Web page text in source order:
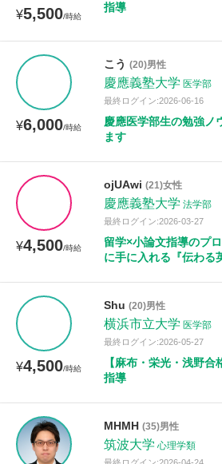
¥5,500/時給
指導
¥6,000/時給
こう (20)男性
慶應義塾大学 医学部
最終ログイン:2026-06-16
慶應医学部生の勉強ノ
ます
¥4,500/時給
ojUAwi (21)女性
慶應義塾大学 法学部
最終ログイン:2026-03-27
留学×小論文指導のプ
に手に入れる『伝わる
¥4,500/時給
Shu (20)男性
横浜市立大学 医学部
最終ログイン:2026-05-27
【麻布・栄光・浅野
指導
MHMH (35)男性
筑波大学 心理学類
授業可能日
月曜日 火曜日 水曜日
土曜日 日曜日
所属大学
距離：15km以内
性別